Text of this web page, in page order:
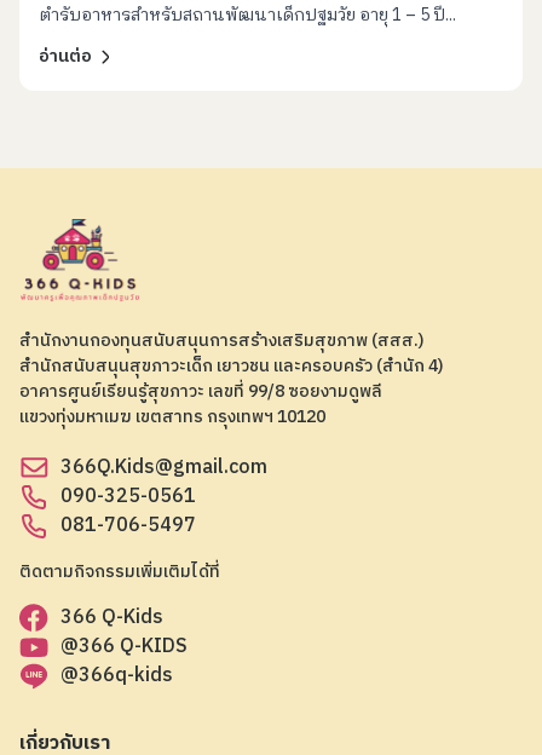
ตำรับอาหารสำหรับสถานพัฒนาเด็กปฐมวัย อายุ 1 – 5 ปี...
อ่านต่อ
สำนักงานกองทุนสนับสนุนการสร้างเสริมสุขภาพ (สสส.)
สำนักสนับสนุนสุขภาวะเด็ก เยาวชน และครอบครัว (สำนัก 4)
อาคารศูนย์เรียนรู้สุขภาวะ เลขที่ 99/8 ซอยงามดูพลี
แขวงทุ่งมหาเมฆ เขตสาทร กรุงเทพฯ 10120
366Q.Kids@gmail.com
090-325-0561
081-706-5497
เกี่ยวกับเรา
ติดตามกิจกรรมเพิ่มเติมได้ที่
366 Q-Kids
@366 Q-KIDS
@366q-kids